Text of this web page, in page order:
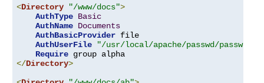
<Directory "/www/docs">
AuthType Basic
AuthName Documents
AuthBasicProvider file
AuthUserFile
"/usr/local/apache/passwd/
Require
</Directory>